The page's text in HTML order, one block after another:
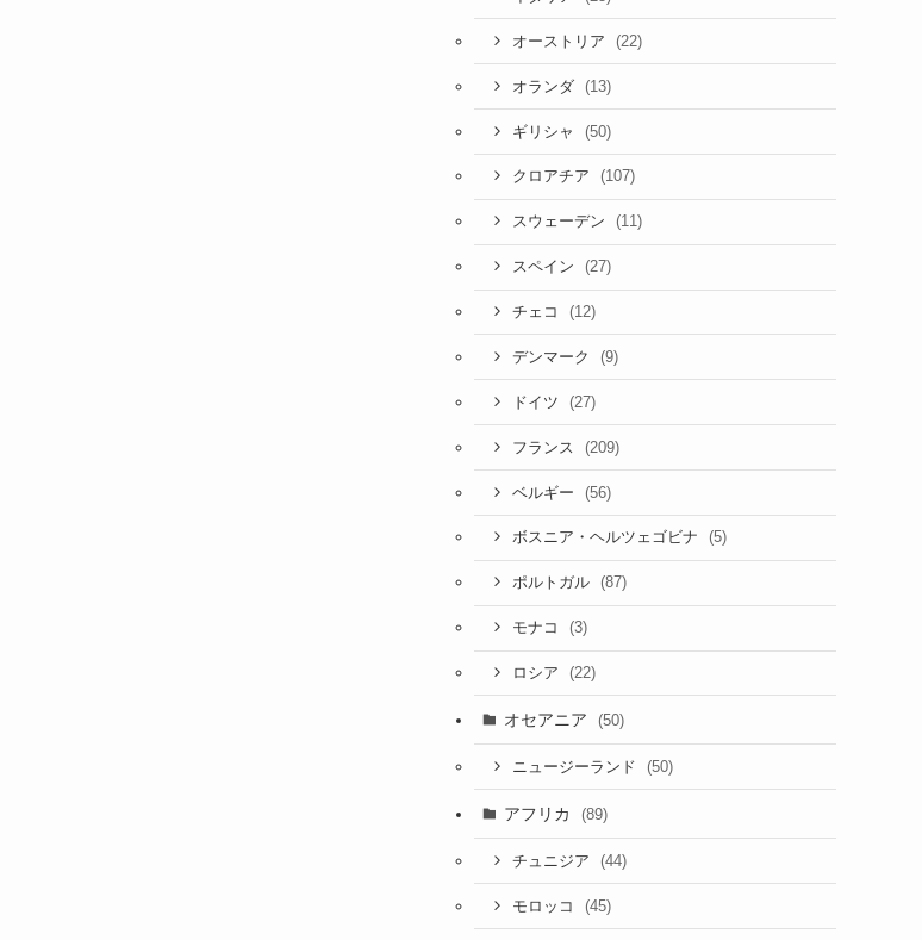
オーストリア (22)
オランダ (13)
ギリシャ (50)
クロアチア (107)
スウェーデン (11)
スペイン (27)
チェコ (12)
デンマーク (9)
ドイツ (27)
フランス (209)
ベルギー (56)
ボスニア・ヘルツェゴビナ (5)
ポルトガル (87)
モナコ (3)
ロシア (22)
オセアニア (50)
ニュージーランド (50)
アフリカ (89)
チュニジア (44)
モロッコ (45)